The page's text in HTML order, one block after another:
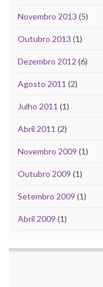
Novembro 2013 (5)
Outubro 2013 (1)
Dezembro 2012 (6)
Agosto 2011 (2)
Julho 2011 (1)
Abril 2011 (2)
Novembro 2009 (1)
Outubro 2009 (1)
Setembro 2009 (1)
Abril 2009 (1)